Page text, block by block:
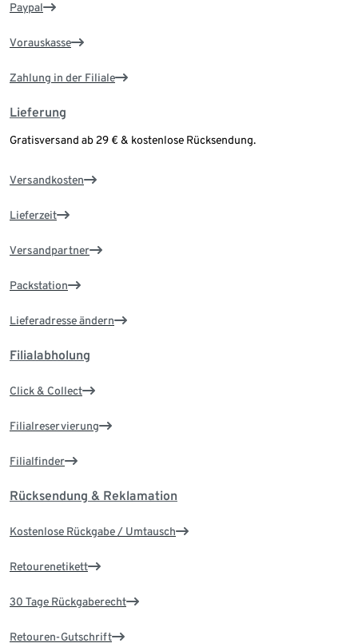
Paypal
Vorauskasse
Zahlung in der Filiale
Lieferung
Gratisversand ab 29 € & kostenlose Rücksendung.
Versandkosten
Lieferzeit
Versandpartner
Packstation
Lieferadresse ändern
Filialabholung
Click & Collect
Filialreservierung
Filialfinder
Rücksendung & Reklamation
Kostenlose Rückgabe / Umtausch
Retourenetikett
30 Tage Rückgaberecht
Retouren-Gutschrift